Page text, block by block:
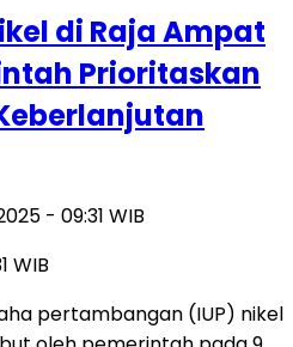
di Raja Ampat
Prioritaskan
- 09:31 WIB
WIB
pertambangan (IUP) nikel